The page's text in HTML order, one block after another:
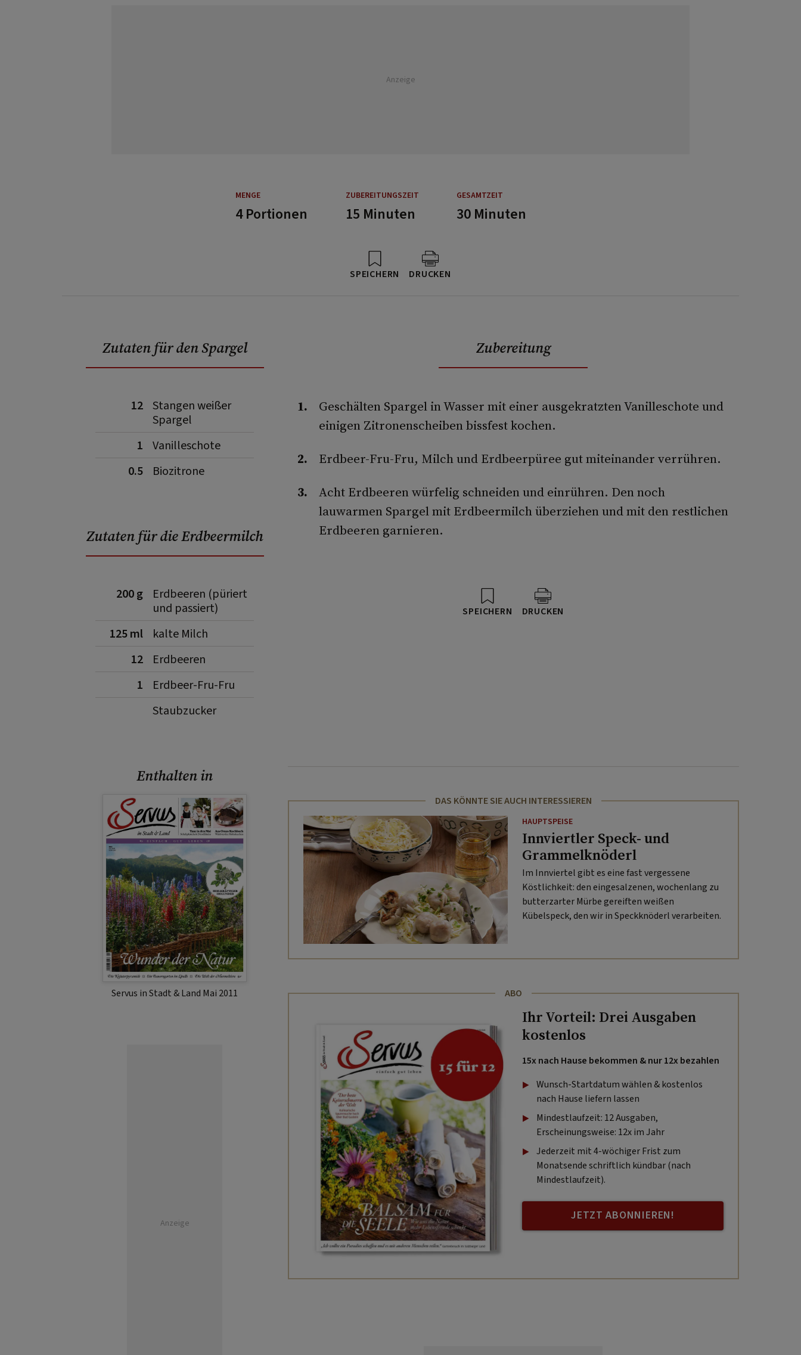
Anzeige
MENGE ZUBEREITUNGSZEIT GESAMTZEIT
4 Portionen 15 Minuten 30 Minuten
SPEICHERN DRUCKEN
Zutaten für den Spargel
12 Stangen weißer
Spargel
1
Vanilleschote
0.5
Biozitrone
Zutaten für die Erdbeermilch
200 g
Erdbeeren (püriert
und passiert)
125 ml
kalte Milch
12
Erdbeeren
1
Erdbeer-Fru-Fru
Staubzucker
Enthalten in
Servus in Stadt & Land Mai 2011
Anzeige
Zubereitung
Geschälten Spargel in Wasser mit einer ausgekratzten Vanilleschote und
einigen Zitronenscheiben bissfest kochen.
Erdbeer-Fru-Fru, Milch und Erdbeerpüree gut miteinander verrühren.
Acht Erdbeeren würfelig schneiden und einrühren. Den noch
lauwarmen Spargel mit Erdbeermilch überziehen und mit den restlichen
Erdbeeren garnieren.
SPEICHERN DRUCKEN
DAS KÖNNTE SIE AUCH INTERESSIEREN
HAUPTSPEISE
Innviertler Speck- und
Grammelknöderl
Im Innviertel gibt es eine fast vergessene
Köstlichkeit: den eingesalzenen, wochenlang zu
butterzarter Mürbe gereiften weißen
Kübelspeck, den wir in Speckknöderl verarbeiten.
ABO
Ihr Vorteil: Drei Ausgaben
kostenlos
15x nach Hause bekommen & nur 12x bezahlen
Wunsch-Startdatum wählen & kostenlos
nach Hause liefern lassen
Mindestlaufzeit: 12 Ausgaben,
Erscheinungsweise: 12x im Jahr
Jederzeit mit 4-wöchiger Frist zum
Monatsende schriftlich kündbar (nach
Mindestlaufzeit).
JETZT ABONNIEREN!